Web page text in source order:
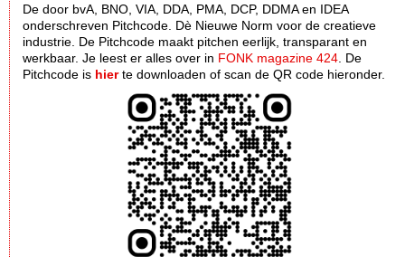
De door bvA, BNO, VIA, DDA, PMA, DCP, DDMA en IDEA
onderschreven Pitchcode. Dè Nieuwe Norm voor de creatieve
industrie. De Pitchcode maakt pitchen eerlijk, transparant en
werkbaar. Je leest er alles over in FONK magazine 424 . De
Pitchcode is hierte downloaden of scan de QR code hieronder.